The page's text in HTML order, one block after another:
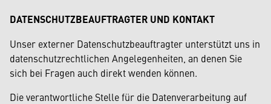
DATENSCHUTZBEAUFTRAGTER UND KONTAKT
Unser externer Datenschutzbeauftragter unterstützt uns in
datenschutzrechtlichen Angelegenheiten, an denen Sie
sich bei Fragen auch direkt wenden können.
Die verantwortliche Stelle für die Datenverarbeitung auf